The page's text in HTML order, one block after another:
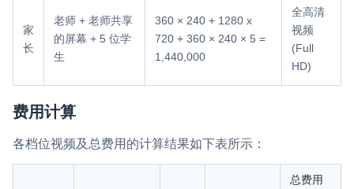
家
长
老师 + 老师共享
的屏幕 + 5 位学
生
360 × 240 + 1280 x
720 + 360 × 240 × 5 =
1,440,000
全高清
视频
(Full
HD)
费用计算
各档位视频及总费用的计算结果如下表所示：
总费用